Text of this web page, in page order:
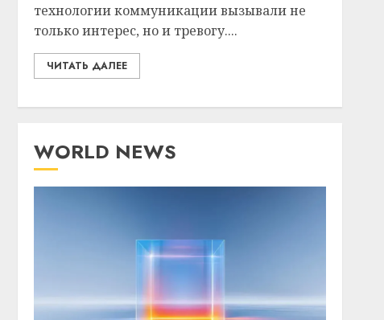
технологии коммуникации вызывали не
только интерес, но и тревогу....
ЧИТАТЬ ДАЛЕЕ
WORLD NEWS